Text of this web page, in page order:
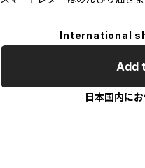
International
Add
日本国内に